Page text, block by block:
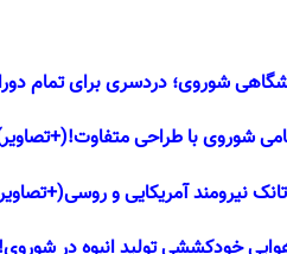
شوروی؛ دردسری برای تمام
شوروی با طراحی
نیرومند آمریکایی و